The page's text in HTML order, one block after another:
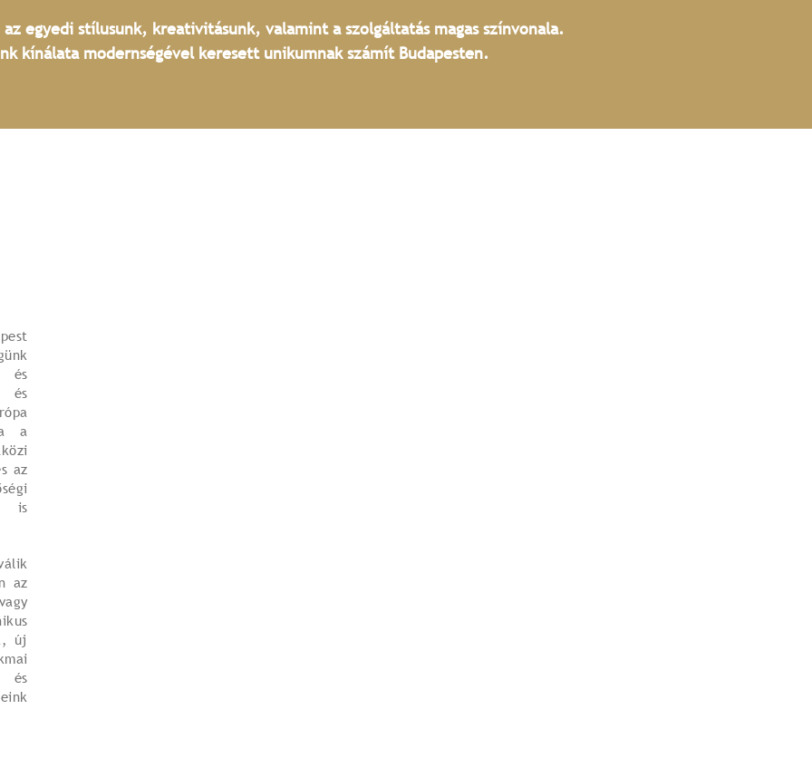
egyedi stílusunk, kreativitásunk, valamint a szolgáltatás magas színvonala.
kínálata modernségével keresett unikumnak számít Budapesten.
és
a
az
is
az
új
és